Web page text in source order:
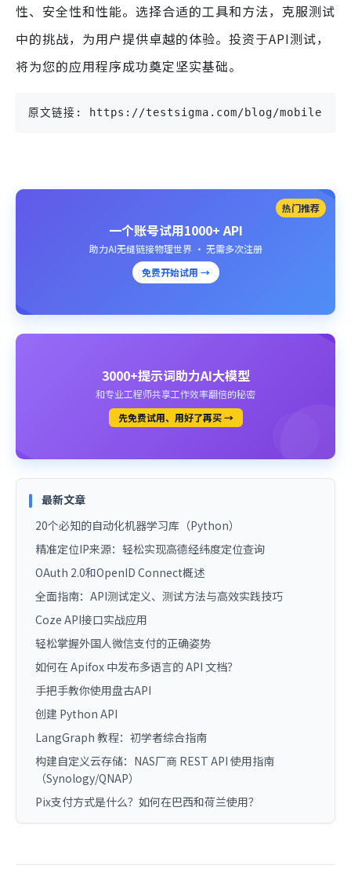
性、安全性和性能。选择合适的工具和方法，克服测试
中的挑战，为用户提供卓越的体验。投资于API测试，
将为您的应用程序成功奠定坚实基础。
原文链接: https://testsigma.com/blog/mobile-
热门推荐
一个账号试用1000+ API
助力AI无缝链接物理世界 · 无需多次注册
免费开始试用 →
3000+提示词助力AI大模型
和专业工程师共享工作效率翻倍的秘密
先免费试用、用好了再买 →
最新文章
20个必知的自动化机器学习库（Python）
精准定位IP来源：轻松实现高德经纬度定位查询
OAuth 2.0和OpenID Connect概述
全面指南：API测试定义、测试方法与高效实践技巧
Coze API接口实战应用
轻松掌握外国人微信支付的正确姿势
如何在 Apifox 中发布多语言的 API 文档？
手把手教你使用盘古API
创建 Python API
LangGraph 教程：初学者综合指南
构建自定义云存储：NAS厂商 REST API 使用指南
（Synology/QNAP）
Pix支付方式是什么？如何在巴西和荷兰使用？